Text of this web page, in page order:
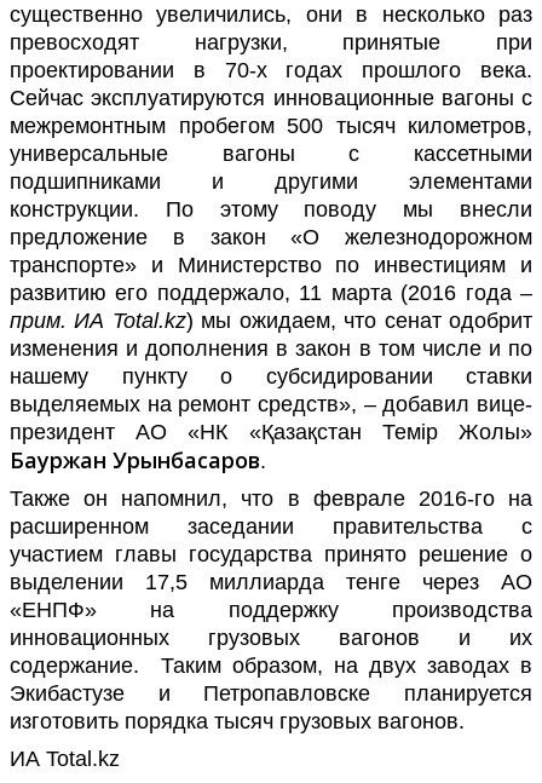
существенно увеличились, они в несколько раз
превосходят нагрузки, принятые при
проектировании в 70-х годах прошлого века.
Сейчас эксплуатируются инновационные вагоны с
межремонтным пробегом 500 тысяч километров,
универсальные вагоны с кассетными
подшипниками и другими элементами
конструкции. По этому поводу мы внесли
предложение в закон «О железнодорожном
транспорте» и Министерство по инвестициям и
развитию его поддержало, 11 марта (2016 года –
прим. ИА Total.kz) мы ожидаем, что сенат одобрит
изменения и дополнения в закон в том числе и по
нашему пункту о субсидировании ставки
выделяемых на ремонт средств», –добавил вице-
президент АО «НК «Қазақстан Темір Жолы»
Бауржан Урынбасаров.
Также он напомнил, что в феврале 2016-го на
расширенном заседании правительства с
участием главы государства принято решение о
выделении 17,5 миллиарда тенге через АО
«ЕНПФ» на поддержку производства
инновационных грузовых вагонов и их
содержание. Таким образом, на двух заводах в
Экибастузе и Петропавловске планируется
изготовить порядка тысяч грузовых вагонов.
ИА Total.kz